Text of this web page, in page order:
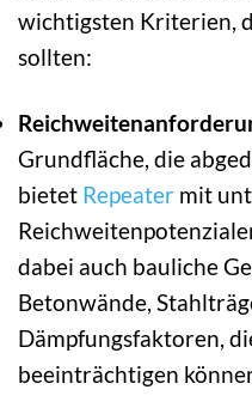
wichtigsten Kriterien,
sollten:
Grundfläche, die
bietet Repeater mit
dabei auch bauliche
Betonwände,
Dämpfungsfaktoren,
beeinträchtigen